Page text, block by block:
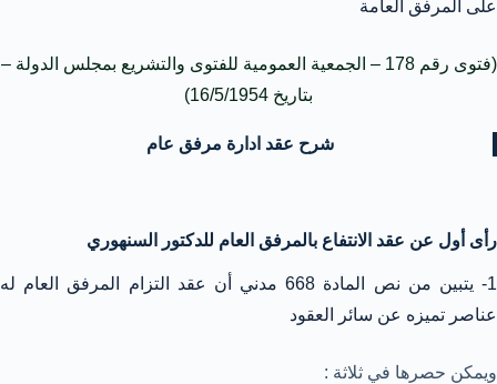
على المرفق العامة
(فتوى رقم 178 – الجمعية العمومية للفتوى والتشريع بمجلس الدولة –
بتاريخ 16/5/1954)
شرح عقد ادارة مرفق عام
رأى أول عن عقد الانتفاع بالمرفق العام للدكتور السنهوري
1- يتبين من نص المادة 668 مدني أن عقد التزام المرفق العام له
عناصر تميزه عن سائر العقود
ويمكن حصرها في ثلاثة :